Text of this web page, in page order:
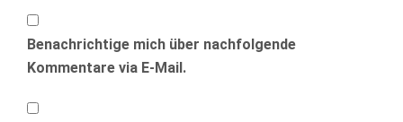
Benachrichtige mich über nachfolgende
Kommentare via E-Mail.